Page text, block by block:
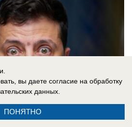
вы даете согласие на обработку
данных.
ПОНЯТНО